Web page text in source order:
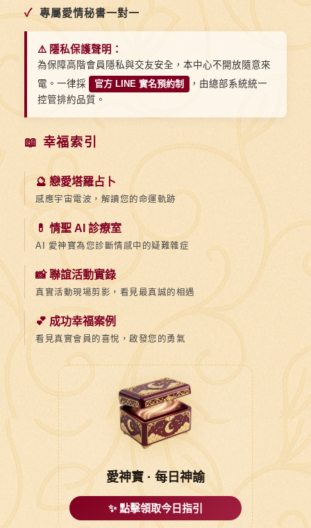
直
攻
✓ 專屬愛情秘書一對一
⚠️ 隱私保護聲明：
為保障高階會員隱私與交友安全，本中心不開放隨意來
電。一律採
官方 LINE 實名預約制
，由總部系統統一
控管排約品質。
📖 幸福索引
🔮 戀愛塔羅占卜
感應宇宙電波，解讀您的命運軌跡
💊 情聖 AI 診療室
AI 愛神寶為您診斷情感中的疑難雜症
📸 聯誼活動實錄
真實活動現場剪影，看見最真誠的相遇
💕 成功幸福案例
看見真實會員的喜悅，啟發您的勇氣
愛神寶 · 每日神諭
✨ 點擊領取今日指引